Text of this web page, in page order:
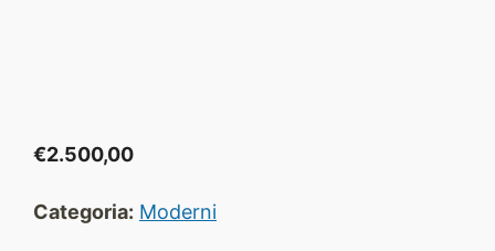
€2.500,00
Categoria: Moderni